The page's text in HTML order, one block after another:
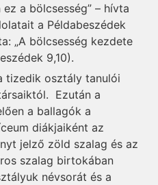
a bölcsesség” – hívta
a Példabeszédek
„A bölcsesség kezdete
9,10).
tizedik osztály tanulói
Ezután a
a ballagók a
diákjaiként az
jelző zöld szalag és az
szalag birtokában
névsorát és a